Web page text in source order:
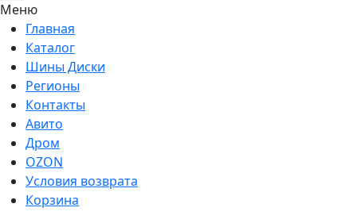
Меню
Главная
Каталог
Шины Диски
Регионы
Контакты
Авито
Дром
OZON
Условия возврата
Корзина